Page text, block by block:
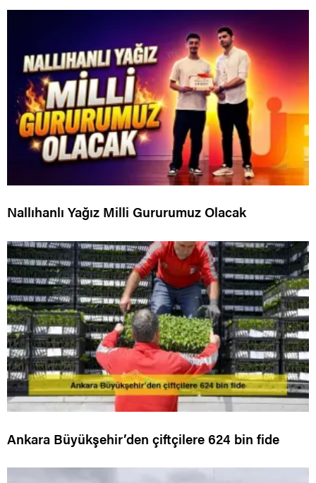
Nallıhanlı Yağız Milli Gururumuz Olacak
Ankara Büyükşehir’den çiftçilere 624 bin fide